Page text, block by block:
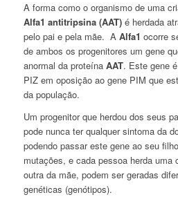
A forma como o organismo de uma
Alfa1 antitripsina (AAT)é herdada
pelo pai e pela mãe. A Alfa1 ocorre
de ambos os progenitores um gene
anormal da proteína AAT. Este gene
PIZ em oposição ao gene PIM que
da população.
Um progenitor que herdou dos seus
pode nunca ter qualquer sintoma da
podendo passar este gene ao seu
mutações, e cada pessoa herda uma
outra da mãe, podem ser geradas
genéticas (genótipos).